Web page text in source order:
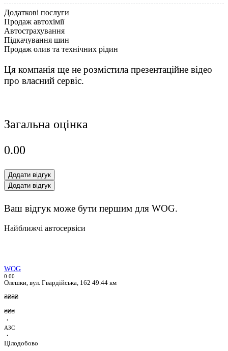
Додаткові послуги
Продаж автохімії
Автострахування
Підкачування шин
Продаж олив та технічних рідин
Ця компанія ще не розмістила презентаційне відео
про власний сервіс.
Загальна оцінка
0.00
Додати відгук
Додати відгук
Ваш відгук може бути першим для WOG.
Найближчі автосервіси
WOG
0.00
Олешки, вул. Гвардійська, 162 49.44 км
₴₴₴₴
₴₴₴
·
АЗС
·
Цілодобово